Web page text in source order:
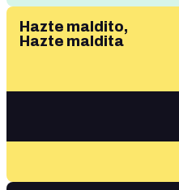
Hazte maldito,
Hazte maldita